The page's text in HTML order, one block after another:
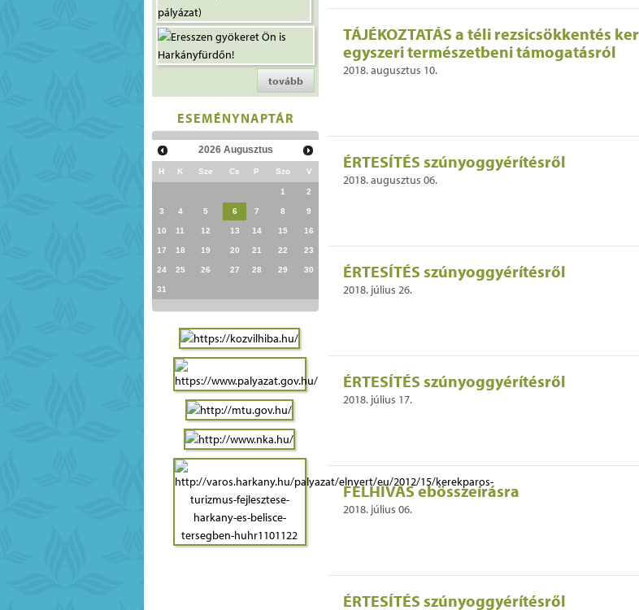
tovább
ESEMÉNYNAPTÁR
2026 Augusztus
H K Sze Cs P Szo V
1 2
3 4 5 6 7 8 9
10 11 12 13 14 15 16
17 18 19 20 21 22 23
24 25 26 27 28 29 30
31
TÁJÉKOZTATÁS a téli rezsicsökkentés
egyszeri természetbeni támogatásról
2018. augusztus 10.
ÉRTESÍTÉS szúnyoggyérítésről
2018. augusztus 06.
ÉRTESÍTÉS szúnyoggyérítésről
2018. július 26.
ÉRTESÍTÉS szúnyoggyérítésről
2018. július 17.
FELHÍVÁS ebösszeírásra
2018. július 06.
ÉRTESÍTÉS szúnyoggyérítésről